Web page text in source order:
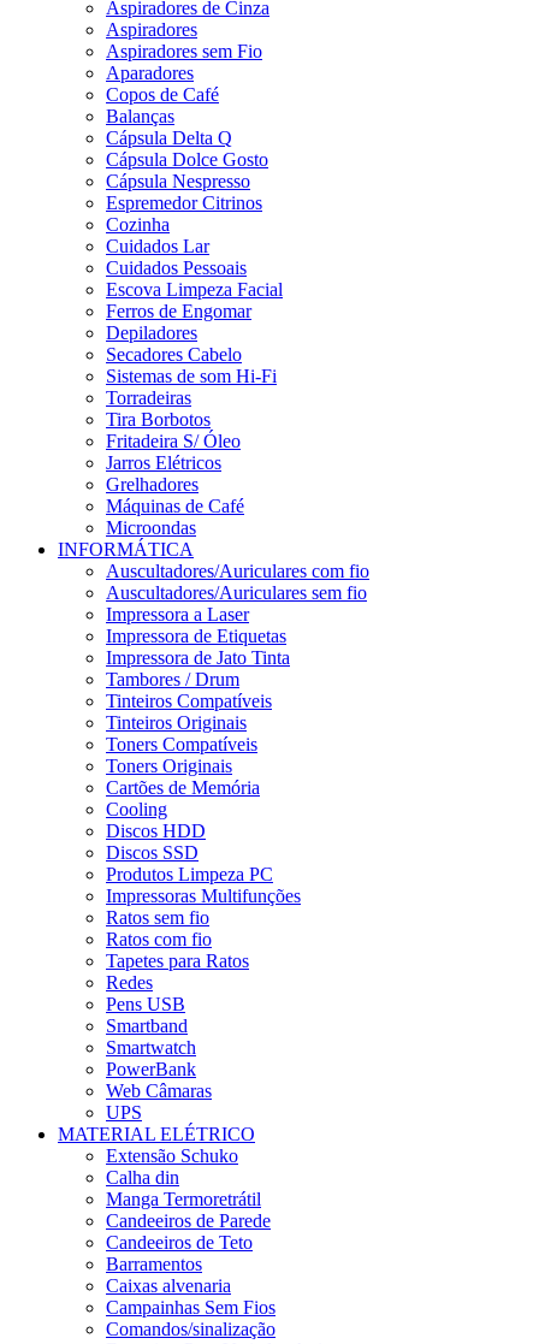
Aspiradores de Cinza
Aspiradores
Aspiradores sem Fio
Aparadores
Copos de Café
Balanças
Cápsula Delta Q
Cápsula Dolce Gosto
Cápsula Nespresso
Espremedor Citrinos
Cozinha
Cuidados Lar
Cuidados Pessoais
Escova Limpeza Facial
Ferros de Engomar
Depiladores
Secadores Cabelo
Sistemas de som Hi-Fi
Torradeiras
Tira Borbotos
Fritadeira S/ Óleo
Jarros Elétricos
Grelhadores
Máquinas de Café
Microondas
INFORMÁTICA
Auscultadores/Auriculares com fio
Auscultadores/Auriculares sem fio
Impressora a Laser
Impressora de Etiquetas
Impressora de Jato Tinta
Tambores / Drum
Tinteiros Compatíveis
Tinteiros Originais
Toners Compatíveis
Toners Originais
Cartões de Memória
Cooling
Discos HDD
Discos SSD
Produtos Limpeza PC
Impressoras Multifunções
Ratos sem fio
Ratos com fio
Tapetes para Ratos
Redes
Pens USB
Smartband
Smartwatch
PowerBank
Web Câmaras
UPS
MATERIAL ELÉTRICO
Extensão Schuko
Calha din
Manga Termoretrátil
Candeeiros de Parede
Candeeiros de Teto
Barramentos
Caixas alvenaria
Campainhas Sem Fios
Comandos/sinalização